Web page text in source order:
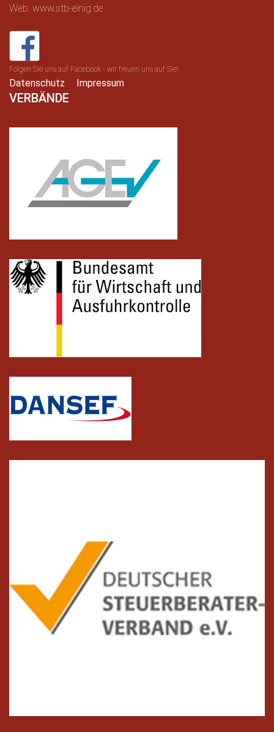
Web: www.stb-einig.de
Folgen Sie uns auf Facebook - wir freuen uns auf Sie!
Datenschutz Impressum
VERBÄNDE